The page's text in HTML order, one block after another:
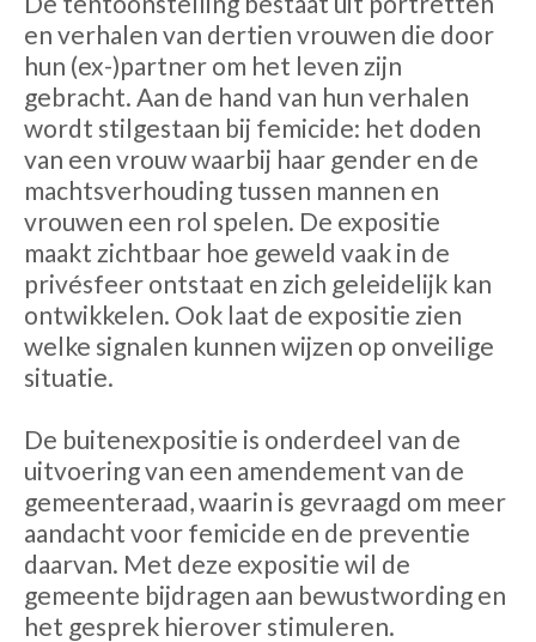
en verhalen van dertien vrouwen die door
hun (ex-)partner om het leven zijn
gebracht. Aan de hand van hun verhalen
wordt stilgestaan bij femicide: het doden
van een vrouw waarbij haar gender en de
machtsverhouding tussen mannen en
vrouwen een rol spelen. De expositie
maakt zichtbaar hoe geweld vaak in de
privésfeer ontstaat en zich geleidelijk kan
ontwikkelen. Ook laat de expositie zien
welke signalen kunnen wijzen op onveilige
situatie.
De buitenexpositie is onderdeel van de
uitvoering van een amendement van de
gemeenteraad, waarin is gevraagd om meer
aandacht voor femicide en de preventie
daarvan. Met deze expositie wil de
gemeente bijdragen aan bewustwording en
het gesprek hierover stimuleren.